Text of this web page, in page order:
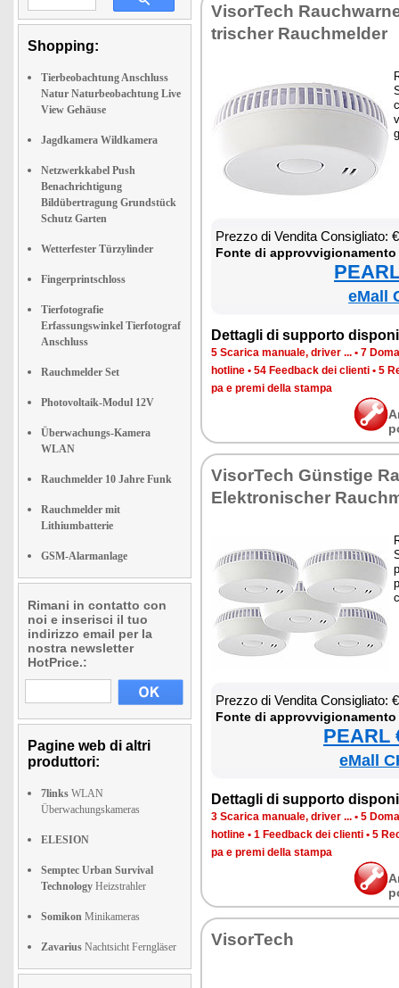
Shopping:
Tierbeobachtung Anschluss
Natur Naturbeobachtung Live
View Gehäuse
Jagdkamera Wildkamera
Netzwerkkabel Push
Benachrichtigung
Bildübertragung Grundstück
Schutz Garten
Wetterfester Türzylinder
Fingerprintschloss
Tierfotografie
Erfassungswinkel Tierfotograf
Anschluss
Rauchmelder Set
Photovoltaik-Modul 12V
Überwachungs-Kamera
WLAN
Rauchmelder 10 Jahre Funk
Rauchmelder mit
Lithiumbatterie
GSM-Alarmanlage
Rimani in contatto con
noi e inserisci il tuo
indirizzo email per la
nostra newsletter
HotPrice.:
Pagine web di altri
produttori:
7links WLAN
Überwachungskameras
ELESION
Semptec Urban Survival
Technology Heizstrahler
Somikon Minikameras
Zavarius Nachtsicht Ferngläser
Vi­sor­Te­ch
tri­scher Rau­ch­mel­der
Prez­zo di Ven­di­ta Con­si­glia­to:
Fon­te di
eMall
Det­ta­gli di sup­por­to
5 Sca­ri­ca ma­nua­le, dri­ver ... • 7
ho­tli­ne • 54 Feed­back dei clien­ti • 5
pa e pre­mi del­la stam­pa
Vi­sor­Te­ch Günsti­ge
Elek­tro­ni­scher
Prez­zo di Ven­di­ta Con­si­glia­to:
Fon­te di
PEARL
eMall
Det­ta­gli di sup­por­to
3 Sca­ri­ca ma­nua­le, dri­ver ... • 5
ho­tli­ne • 1 Feed­back dei clien­ti • 5
pa e pre­mi del­la stam­pa
Vi­sor­Te­ch